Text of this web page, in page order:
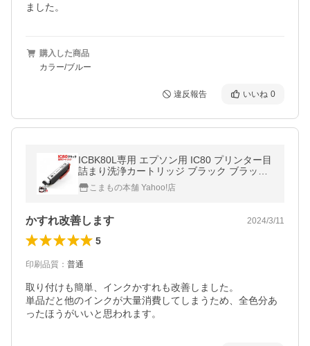
ました。
購入した商品
カラー/ブルー
違反報告 いいね 0
ICBK80L専用 エプソン用 IC80 プリンター目
詰まり洗浄カートリッジ ブラック ブラック
用 EP-707A EP-708A EP-777A EP-807AB
こまもの本舗 Yahoo!店
かすれ改善します 2024/3/11
5
印刷品質 ： 普通
取り付けも簡単、インクかすれも改善しました。
単品だと他のインクが大量消費してしまうため、全色分あ
ったほうがいいと思われます。